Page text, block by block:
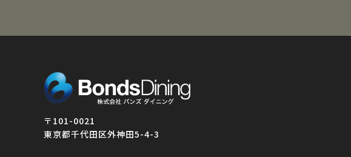
〒101-0021
東京都千代田区外神田5-4-3